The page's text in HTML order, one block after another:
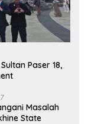
Paser 18,
Masalah
State